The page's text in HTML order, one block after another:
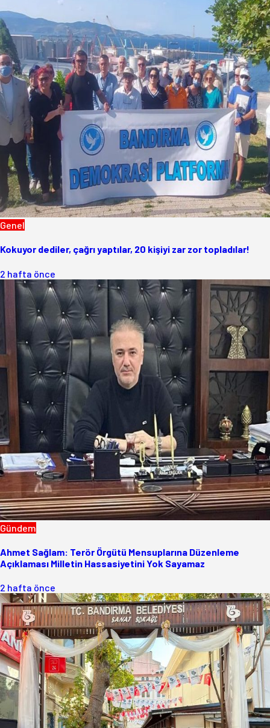
Genel
Kokuyor dediler, çağrı yaptılar, 20 kişiyi zar zor topladılar!
2 hafta önce
Gündem
Ahmet Sağlam: Terör Örgütü Mensuplarına Düzenleme
Açıklaması Milletin Hassasiyetini Yok Sayamaz
2 hafta önce